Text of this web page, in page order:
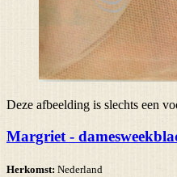
Deze afbeelding is slechts een
Margriet -
Herkomst: Nederland